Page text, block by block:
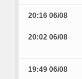
20:16 06/08
20:02 06/08
19:49 06/08